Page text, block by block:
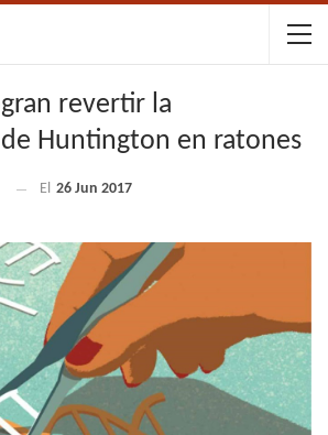
revertir la
Huntington en ratones
El 26 Jun 2017